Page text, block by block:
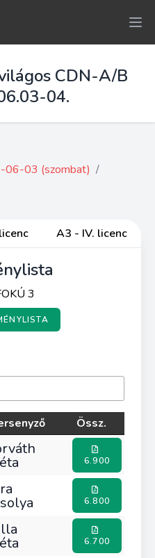
CDN-A/B
04.
06-03 (szombat) /
A3 - IV. licenc
3
Össz.
6.900
6.800
6.700